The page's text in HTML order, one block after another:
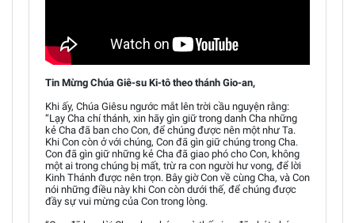
Tin Mừng Chúa Giê-su Ki-tô theo thánh Gio-an,
Khi ấy, Chúa Giêsu ngước mắt lên trời cầu nguyện rằng:
“Lạy Cha chí thánh, xin hãy gìn giữ trong danh Cha những
kẻ Cha đã ban cho Con, để chúng được nên một như Ta.
Khi Con còn ở với chúng, Con đã gìn giữ chúng trong Cha.
Con đã gìn giữ những kẻ Cha đã giao phó cho Con, không
một ai trong chúng bị mất, trừ ra con người hư vong, để lời
Kinh Thánh được nên trọn. Bây giờ Con về cùng Cha, và Con
nói những điều này khi Con còn dưới thế, để chúng được
đầy sự vui mừng của Con trong lòng.